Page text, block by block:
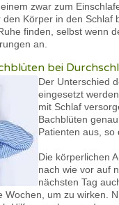
zwar zum
Körper in den Schlaf
finden, selbst wenn
an.
bei
Der Unterschied
eingesetzt
mit Schlaf
Bachblüten
Patienten aus, so
Die körperlichen
nach wie vor auf
nächsten Tag
Wochen, um zu wirken.